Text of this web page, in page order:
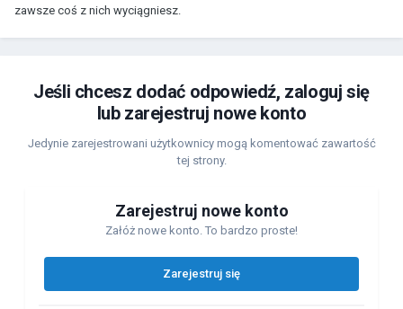
zawsze coś z nich wyciągniesz.
Jeśli chcesz dodać odpowiedź, zaloguj się
lub zarejestruj nowe konto
Jedynie zarejestrowani użytkownicy mogą komentować zawartość
tej strony.
Zarejestruj nowe konto
Załóż nowe konto. To bardzo proste!
Zarejestruj się